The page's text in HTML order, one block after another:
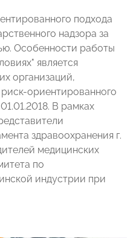
подхода
надзора за
Особенности работы
является
организаций,
ориентированного
В рамках
здравоохранения г.
медицинских
по
индустрии при